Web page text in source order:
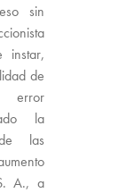
sin
instar,
de
error
la
las
A., a